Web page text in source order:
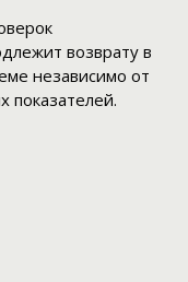
возврату в
независимо от
показателей.